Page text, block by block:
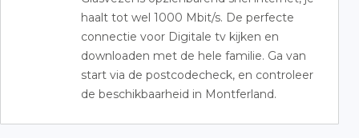
haalt tot wel 1000 Mbit/s. De perfecte
connectie voor Digitale tv kijken en
downloaden met de hele familie. Ga van
start via de postcodecheck, en controleer
de beschikbaarheid in Montferland.